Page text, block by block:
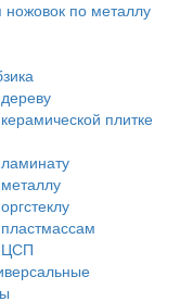
по металлу
плитке
ЦСП